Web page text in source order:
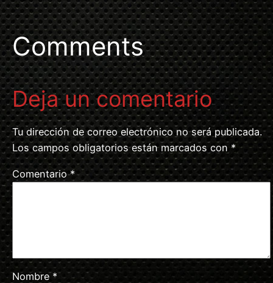
Comments
Deja un comentario
Tu dirección de correo electrónico no será publicada.
Los campos obligatorios están marcados con *
Comentario*
Nombre*